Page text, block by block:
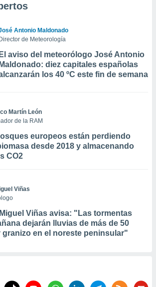
Antonio Maldonado
de Meteorología
El aviso del meteorólogo José Antonio
Maldonado: diez capitales españolas
los 40 ºC este fin de semana
Martín León
de la RAM
europeos están perdiendo
desde 2018 y almacenando
CO2
Viñas
Viñas avisa: "Las tormentas
dejarán lluvias de más de 50
granizo en el noreste peninsular"